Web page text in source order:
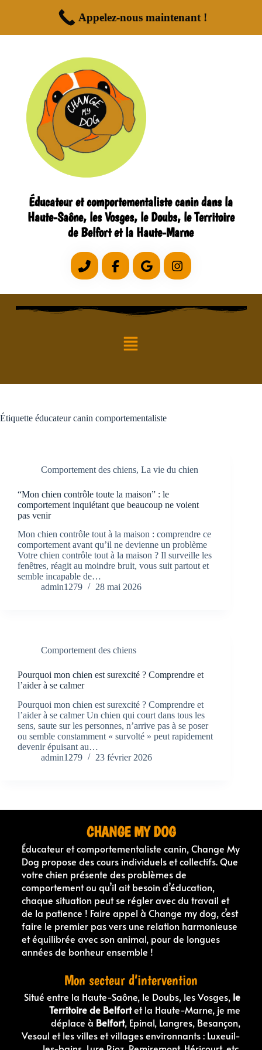
Éducateur et comportementaliste canin dans la
Haute-Saône, les Vosges, le Doubs, le Territoire
de Belfort et la Haute-Marne
Étiquette éducateur canin comportementaliste
Comportement des chiens, La vie du chien
“Mon chien contrôle toute la maison” : le
comportement inquiétant que beaucoup ne voient
pas venir
Mon chien contrôle tout à la maison : comprendre ce
comportement avant qu’il ne devienne un problème
Votre chien contrôle tout à la maison ? Il surveille les
fenêtres, réagit au moindre bruit, vous suit partout et
semble incapable de…
admin1279
28 mai 2026
Comportement des chiens
Pourquoi mon chien est surexcité ? Comprendre et
l’aider à se calmer
Pourquoi mon chien est surexcité ? Comprendre et
l’aider à se calmer Un chien qui court dans tous les
sens, saute sur les personnes, n’arrive pas à se poser
ou semble constamment « survolté » peut rapidement
devenir épuisant au…
admin1279
23 février 2026
CHANGE MY DOG
Éducateur et comportementaliste canin, Change My
Dog propose des cours individuels et collectifs. Que
votre chien présente des problèmes de
comportement ou qu’il ait besoin d’éducation,
chaque situation peut se régler avec du travail et
de la patience ! Faire appel à Change my dog, c’est
faire le premier pas vers une relation harmonieuse
et équilibrée avec son animal, pour de longues
années de bonheur ensemble !
Mon secteur d’intervention
Situé entre la Haute-Saône, le Doubs, les Vosges, le
Territoire de Belfortet la Haute-Marne, je me
déplace à Belfort, Epinal, Langres, Besançon,
Vesoul et les villes et villages environnants : Luxeuil-
Appelez-nous maintenant !